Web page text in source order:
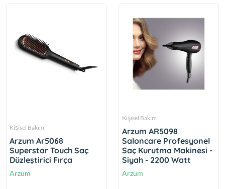
Kişisel Bakım
Arzum Ar5068
Superstar Touch Saç
Düzleştirici Fırça
Arzum
Kişisel Bakım
Arzum AR5098
Saloncare Profesyonel
Saç Kurutma Makinesi -
Siyah - 2200 Watt
Arzum